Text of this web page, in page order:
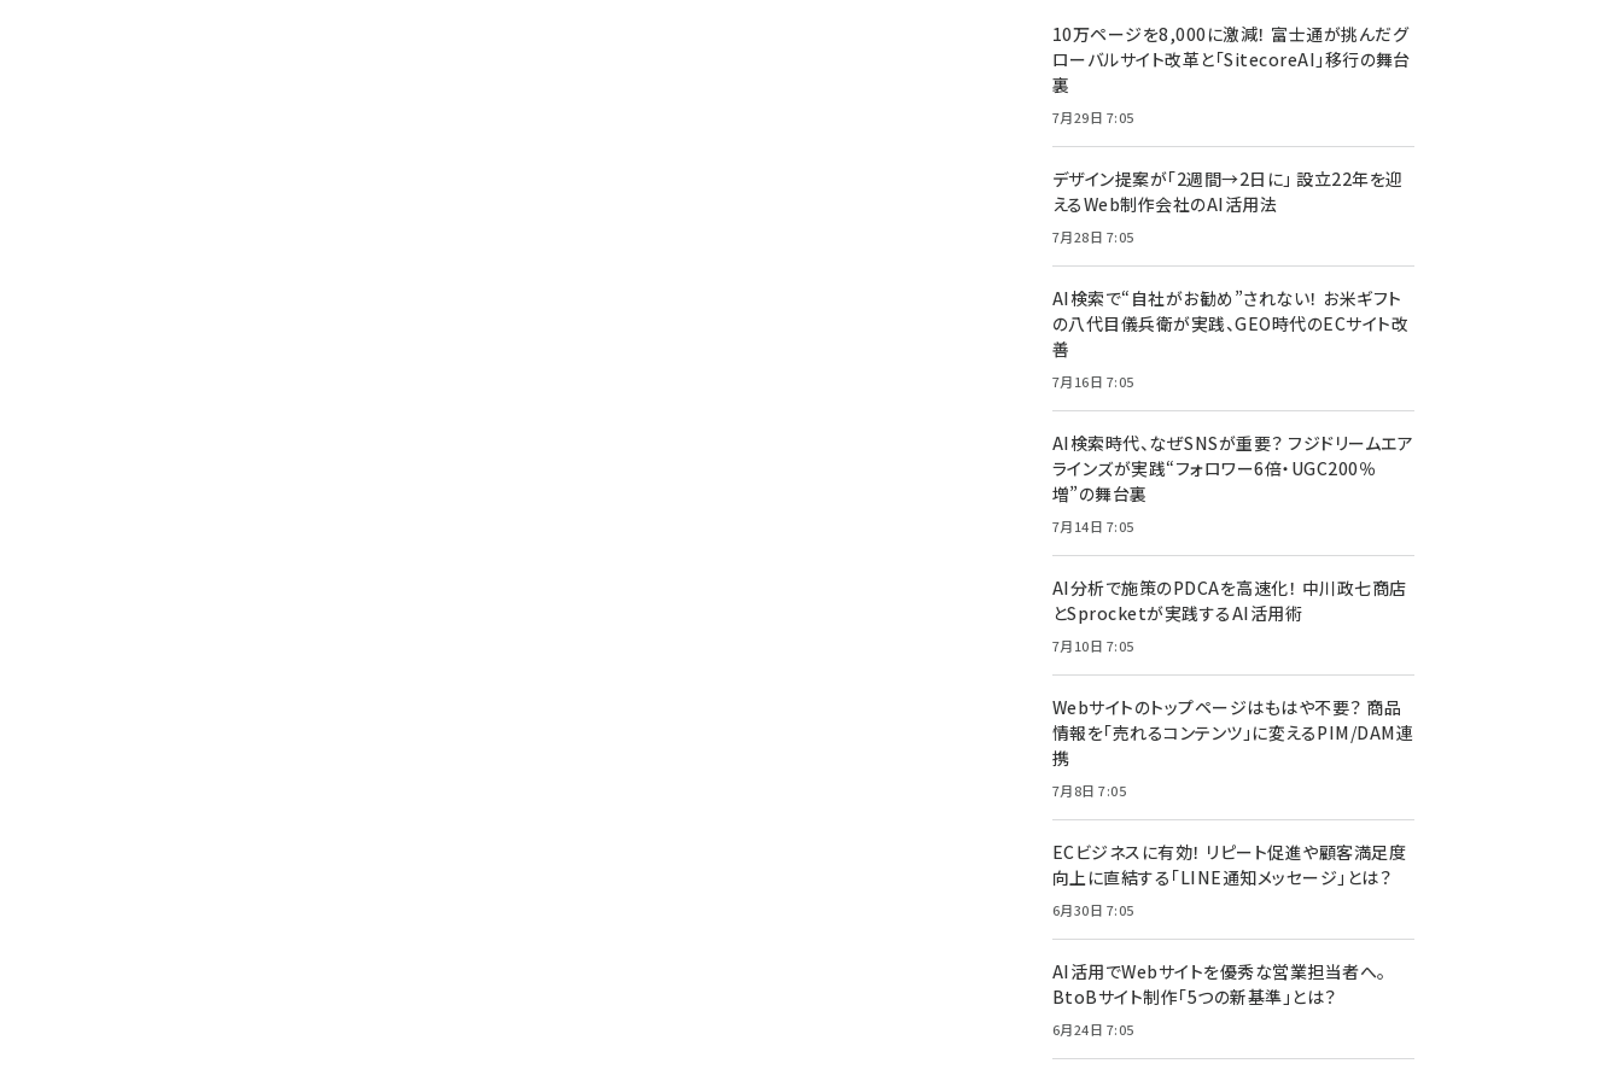
10万ページを8,000に激減！ 富士通が挑んだグ
ローバルサイト改革と「SitecoreAI」移行の舞台
裏
7月29日 7:05
デザイン提案が「2週間→2日に」 設立22年を迎
えるWeb制作会社のAI活用法
7月28日 7:05
AI検索で“自社がお勧め”されない！ お米ギフト
の八代目儀兵衛が実践、GEO時代のECサイト改
善
7月16日 7:05
AI検索時代、なぜSNSが重要？ フジドリームエア
ラインズが実践“フォロワー6倍・UGC200％
増”の舞台裏
7月14日 7:05
AI分析で施策のPDCAを高速化！ 中川政七商店
とSprocketが実践するAI活用術
7月10日 7:05
Webサイトのトップページはもはや不要？ 商品
情報を「売れるコンテンツ」に変えるPIM/DAM連
携
7月8日 7:05
ECビジネスに有効！ リピート促進や顧客満足度
向上に直結する「LINE通知メッセージ」とは？
6月30日 7:05
AI活用でWebサイトを優秀な営業担当者へ。
BtoBサイト制作「5つの新基準」とは？
6月24日 7:05